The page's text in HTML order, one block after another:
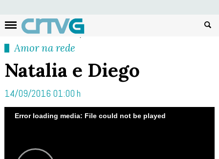
Amor na rede
Natalia e Diego
14/09/2016 01:00 h
Error loading media: File could not be played